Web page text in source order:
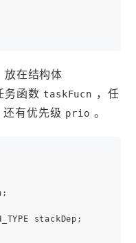
放在结构体
务函数 taskFucn ，任
还有优先级 prio 。
stackDep;